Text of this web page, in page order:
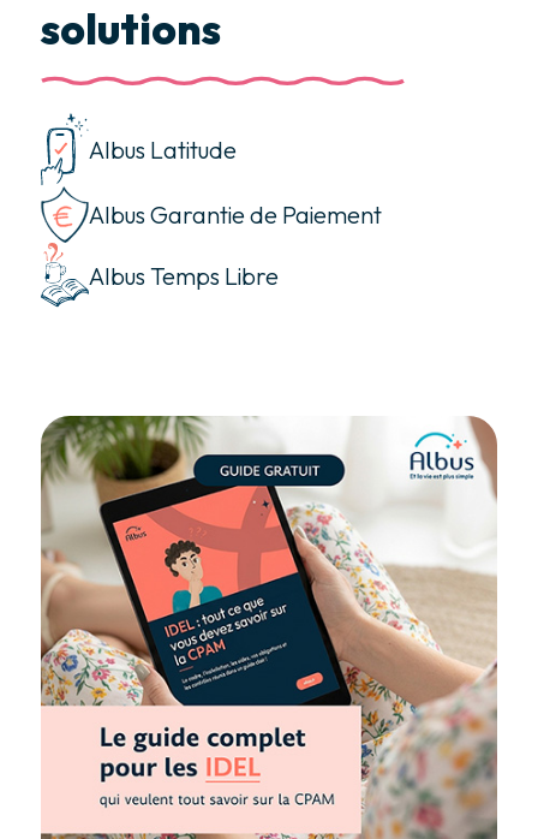
solutions
Albus Latitude
Albus Garantie de Paiement
Albus Temps Libre